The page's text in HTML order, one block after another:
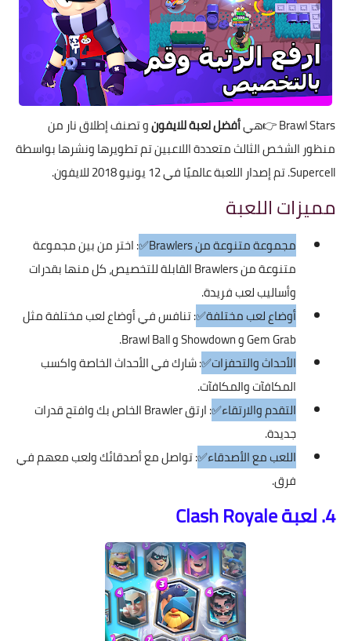
Brawl Stars👉هيأفضل لعبة للايفونو تصنف إطلاق نار من
منظور الشخص الثالث متعددة اللاعبين تم تطويرها ونشرها بواسطة
Supercell. تم إصدار اللعبة عالميًا في 12 يونيو 2018 للايفون.
مميزات اللعبة
مجموعة متنوعة من Brawlers✅
: اختر من بين مجموعة
متنوعة من Brawlers القابلة للتخصيص، كل منها بقدرات
وأساليب لعب فريدة.
أوضاع لعب مختلفة✅: تنافس في أوضاع لعب مختلفة مثل
Gem Grab و Showdown و Brawl Ball.
الأحداث والتحفزات✅: شارك في الأحداث الخاصة واكسب
المكافآت والمكافآت.
التقدم والارتقاء✅
: ارتق Brawler الخاص بك وافتح قدرات
جديدة.
اللعب مع الأصدقاء✅: تواصل مع أصدقائك ولعب معهم في
فرق.
4. لعبة Clash Royale